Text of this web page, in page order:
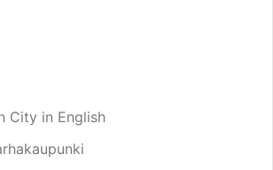
City in English